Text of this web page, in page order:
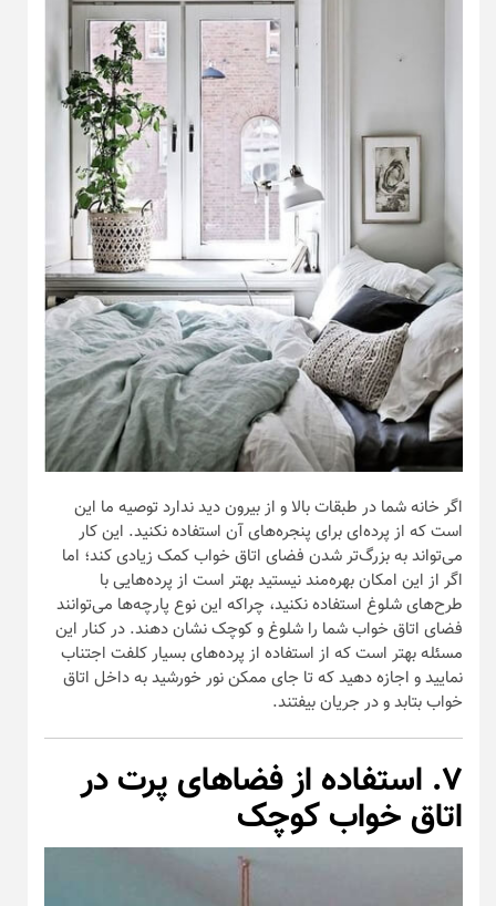
اگر خانه شما در طبقات بالا و از بیرون دید ندارد توصیه ما این
است که از پرده‌ای برای پنجره‌های آن استفاده نکنید. این کار
می‌تواند به بزرگ‌تر شدن فضای اتاق خواب کمک زیادی کند؛ اما
اگر از این امکان بهره‌مند نیستید بهتر است از پرده‌هایی با
طرح‌های شلوغ استفاده نکنید، چراکه این نوع پارچه‌ها می‌توانند
فضای اتاق خواب شما را شلوغ و کوچک نشان دهند. در کنار این
مسئله بهتر است که از استفاده از پرده‌های بسیار کلفت اجتناب
نمایید و اجازه دهید که تا جای ممکن نور خورشید به داخل اتاق
خواب بتابد و در جریان بیفتند.
۷. استفاده از فضا‌های پرت در
اتاق خواب کوچک